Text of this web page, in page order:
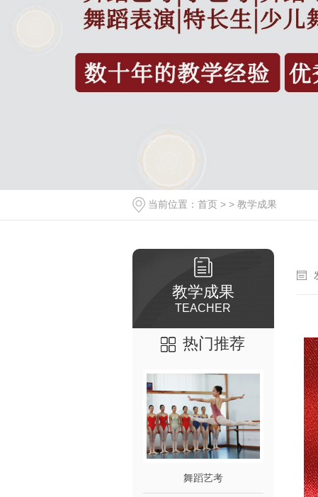
当前位置： 首页 > > 教学成果
教学成果
TEACHER
热门推荐
舞蹈艺考